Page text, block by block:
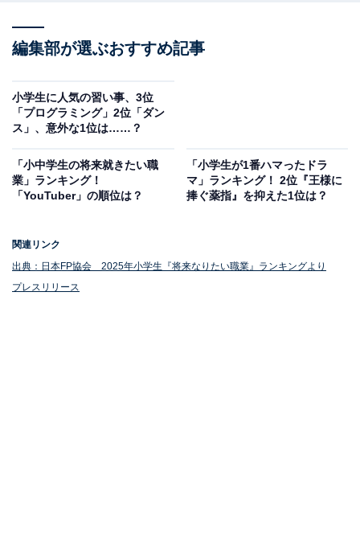
同じく2位は、昨年度の6位から大きく順位を上げた「看
護師」でした。
編集部が選ぶおすすめ記事
小学生に人気の習い事、3位
「プログラミング」2位「ダン
ス」、意外な1位は……？
「小中学生の将来就きたい職
業」ランキング！
「YouTuber」の順位は？
「小学生が1番ハマったドラ
マ」ランキング！ 2位『王様に
捧ぐ薬指』を抑えた1位は？
関連リンク
出典：日本FP協会 2025年小学生『将来なりたい職業』ランキングより
プレスリリース